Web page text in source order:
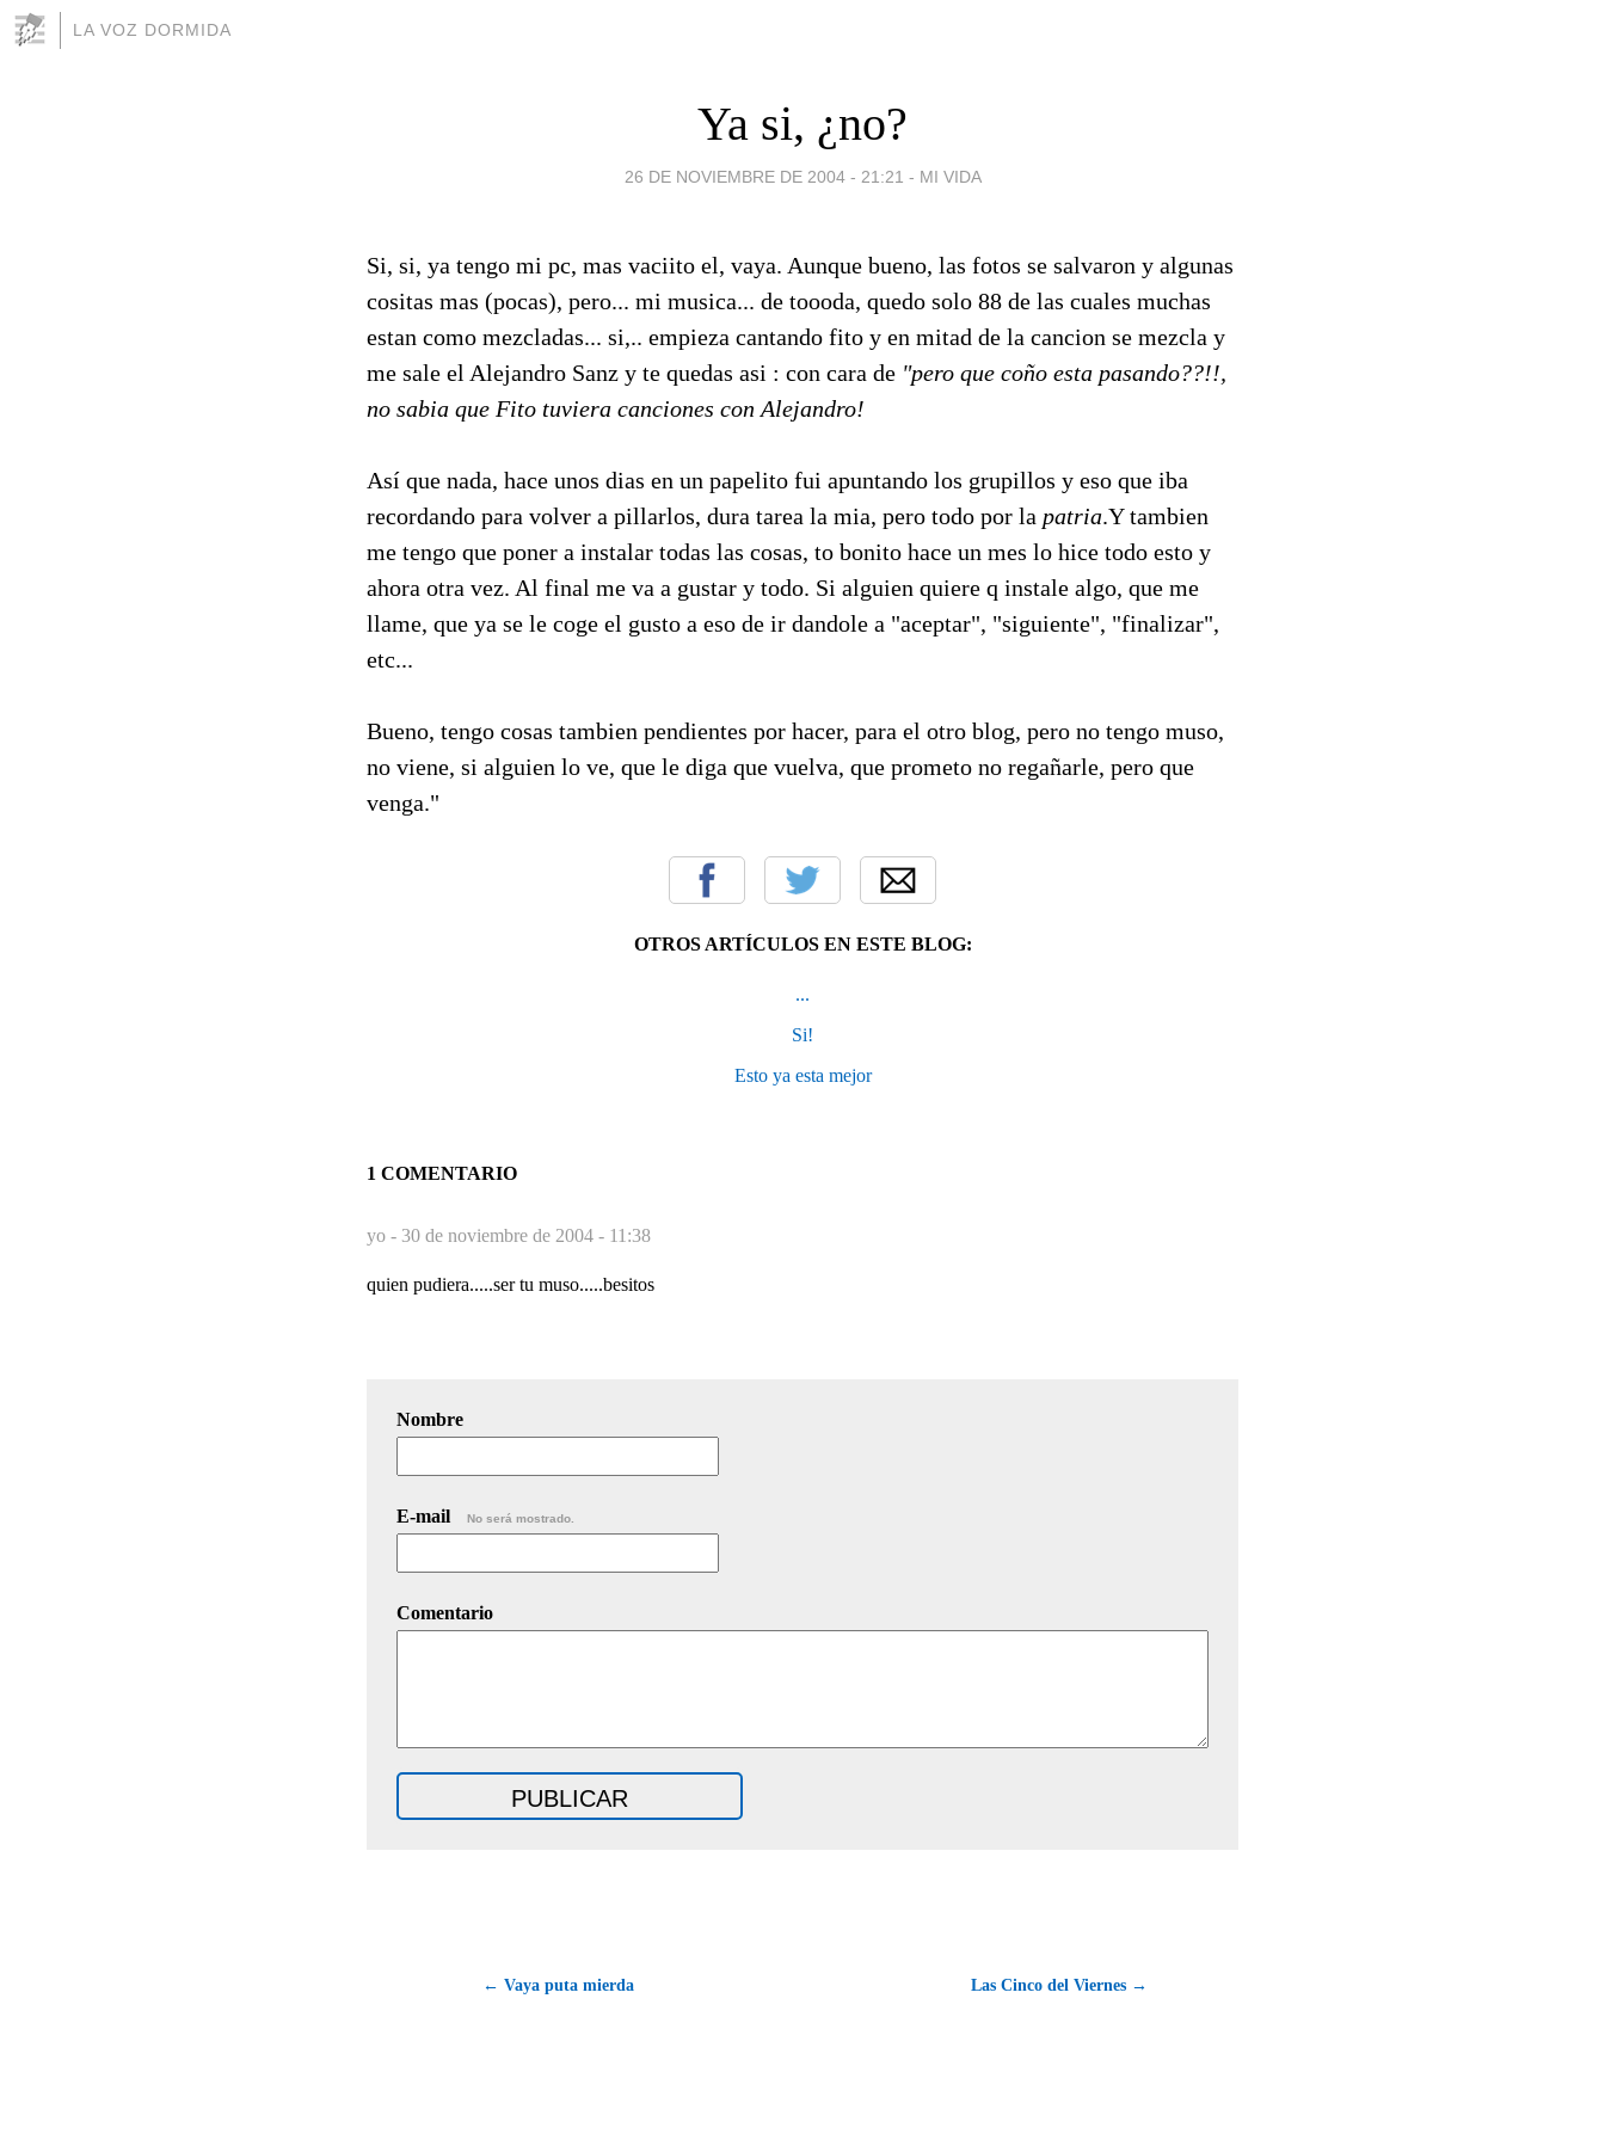
LA VOZ DORMIDA
Ya si, ¿no?
26 DE NOVIEMBRE DE 2004 - 21:21 - MI VIDA
Si, si, ya tengo mi pc, mas vaciito el, vaya. Aunque bueno, las fotos se salvaron y algunas
cositas mas (pocas), pero... mi musica... de toooda, quedo solo 88 de las cuales muchas
estan como mezcladas... si,.. empieza cantando fito y en mitad de la cancion se mezcla y
me sale el Alejandro Sanz y te quedas asi : con cara de "pero que coño esta pasando??!!,
no sabia que Fito tuviera canciones con Alejandro!
Así que nada, hace unos dias en un papelito fui apuntando los grupillos y eso que iba
recordando para volver a pillarlos, dura tarea la mia, pero todo por la patria.Y tambien
me tengo que poner a instalar todas las cosas, to bonito hace un mes lo hice todo esto y
ahora otra vez. Al final me va a gustar y todo. Si alguien quiere q instale algo, que me
llame, que ya se le coge el gusto a eso de ir dandole a "aceptar", "siguiente", "finalizar",
etc...
Bueno, tengo cosas tambien pendientes por hacer, para el otro blog, pero no tengo muso,
no viene, si alguien lo ve, que le diga que vuelva, que prometo no regañarle, pero que
venga."
OTROS ARTÍCULOS EN ESTE BLOG:
...
Si!
Esto ya esta mejor
1 COMENTARIO
yo - 30 de noviembre de 2004 - 11:38
quien pudiera.....ser tu muso.....besitos
Nombre
E-mail No será mostrado.
Comentario
← Vaya puta mierda Las Cinco del Viernes →